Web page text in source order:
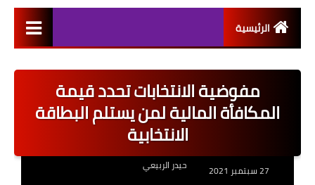
الرئيسية
اخبار القطاع العام
اخبار القطاع الخاص
نتائج التعيينات
مفوضية الانتخابات تحدد قيمة
المكافأة المالية لمن يستلم البطاقة
الانتخابية
حيدر الربيعي